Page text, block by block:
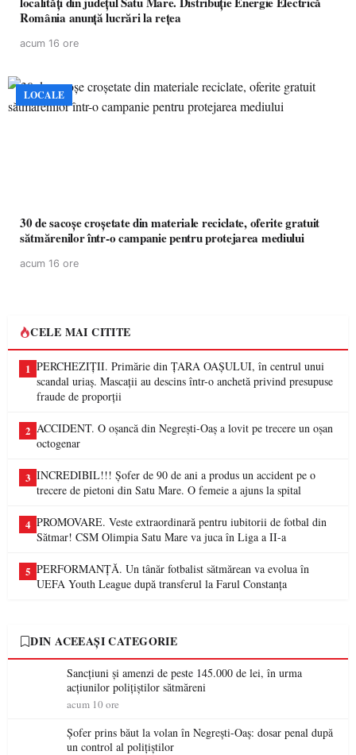
România anunță lucrări la rețea
acum 16 ore
LOCALE
30 de sacoșe croșetate din materiale reciclate, oferite gratuit
sătmărenilor într-o campanie pentru protejarea mediului
acum 16 ore
CELE MAI CITITE
1 PERCHEZIȚII. Primărie din ȚARA OAȘULUI, în centrul unui
scandal uriaș. Mascații au descins într-o anchetă privind presupuse
fraude de proporții
2 ACCIDENT. O oșancă din Negrești-Oaș a lovit pe trecere un oșan
octogenar
3 INCREDIBIL!!! Șofer de 90 de ani a produs un accident pe o
trecere de pietoni din Satu Mare. O femeie a ajuns la spital
4 PROMOVARE. Veste extraordinară pentru iubitorii de fotbal din
Sătmar! CSM Olimpia Satu Mare va juca în Liga a II-a
5 PERFORMANȚĂ. Un tânăr fotbalist sătmărean va evolua în
UEFA Youth League după transferul la Farul Constanța
DIN ACEEAȘI CATEGORIE
Sancțiuni și amenzi de peste 145.000 de lei, în urma
acțiunilor polițiștilor sătmăreni
acum 10 ore
Șofer prins băut la volan în Negrești-Oaș: dosar penal după
un control al polițiștilor